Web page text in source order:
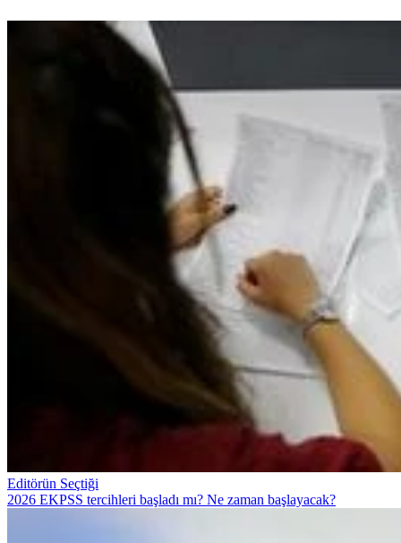
Editörün Seçtiği
2026 EKPSS tercihleri başladı mı? Ne zaman başlayacak?